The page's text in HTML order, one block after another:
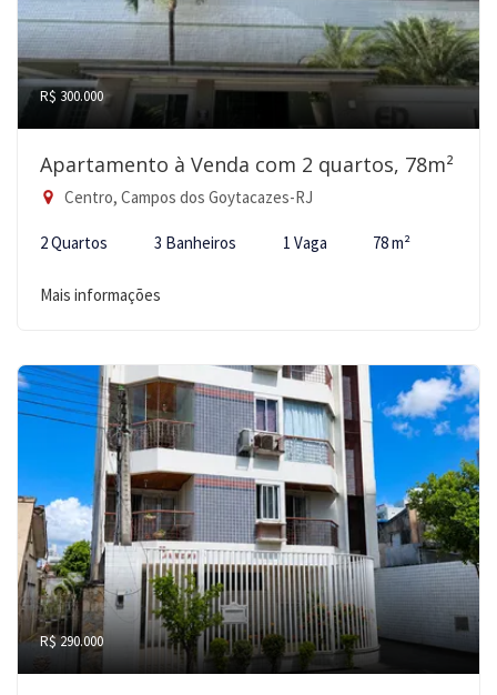
R$ 300.000
Apartamento à Venda com 2 quartos, 78m²
Centro, Campos dos Goytacazes-RJ
2 Quartos 3 Banheiros 1 Vaga 78 m²
Mais informações
R$ 290.000